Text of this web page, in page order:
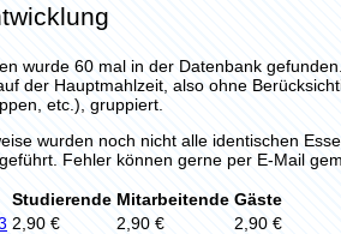
wurde 60 mal in der Datenbank
der Hauptmahlzeit, also ohne
etc.), gruppiert.
wurden noch nicht alle identischen
Fehler können gerne per E-Mail
Studierende Mitarbeitende Gäste
2,90 € 2,90 €
2,90 €